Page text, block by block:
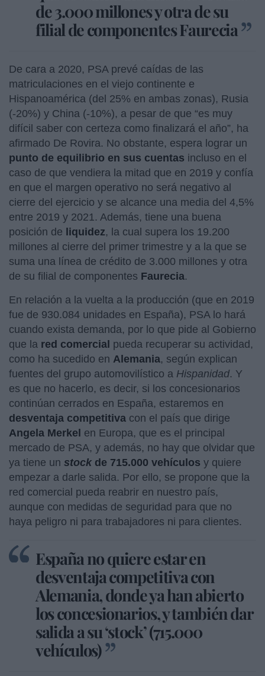
de 3.000 millones y otra de su
filial de componentes Faurecia
De cara a 2020, PSA prevé caídas de las
matriculaciones en el viejo continente e
Hispanoamérica (del 25% en ambas zonas), Rusia
(-20%) y China (-10%), a pesar de que “es muy
difícil saber con certeza como finalizará el año”, ha
afirmado De Rovira. No obstante, espera lograr un
punto de equilibrio en sus cuentas incluso en el
caso de que vendiera la mitad que en 2019 y confía
en que el margen operativo no será negativo al
cierre del ejercicio y se alcance una media del 4,5%
entre 2019 y 2021. Además, tiene una buena
posición de liquidez, la cual supera los 19.200
millones al cierre del primer trimestre y a la que se
suma una línea de crédito de 3.000 millones y otra
de su filial de componentes Faurecia.
En relación a la vuelta a la producción (que en 2019
fue de 930.084 unidades en España), PSA lo hará
cuando exista demanda, por lo que pide al Gobierno
que la red comercial pueda recuperar su actividad,
como ha sucedido en Alemania, según explican
fuentes del grupo automovilístico a Hispanidad. Y
es que no hacerlo, es decir, si los concesionarios
continúan cerrados en España, estaremos en
desventaja competitiva con el país que dirige
Angela Merkel en Europa, que es el principal
mercado de PSA, y además, no hay que olvidar que
ya tiene un stock de 715.000 vehículos y quiere
empezar a darle salida. Por ello, se propone que la
red comercial pueda reabrir en nuestro país,
aunque con medidas de seguridad para que no
haya peligro ni para trabajadores ni para clientes.
España no quiere estar en
desventaja competitiva con
Alemania, donde ya han abierto
los concesionarios, y también dar
salida a su ‘stock’ (715.000
vehículos)